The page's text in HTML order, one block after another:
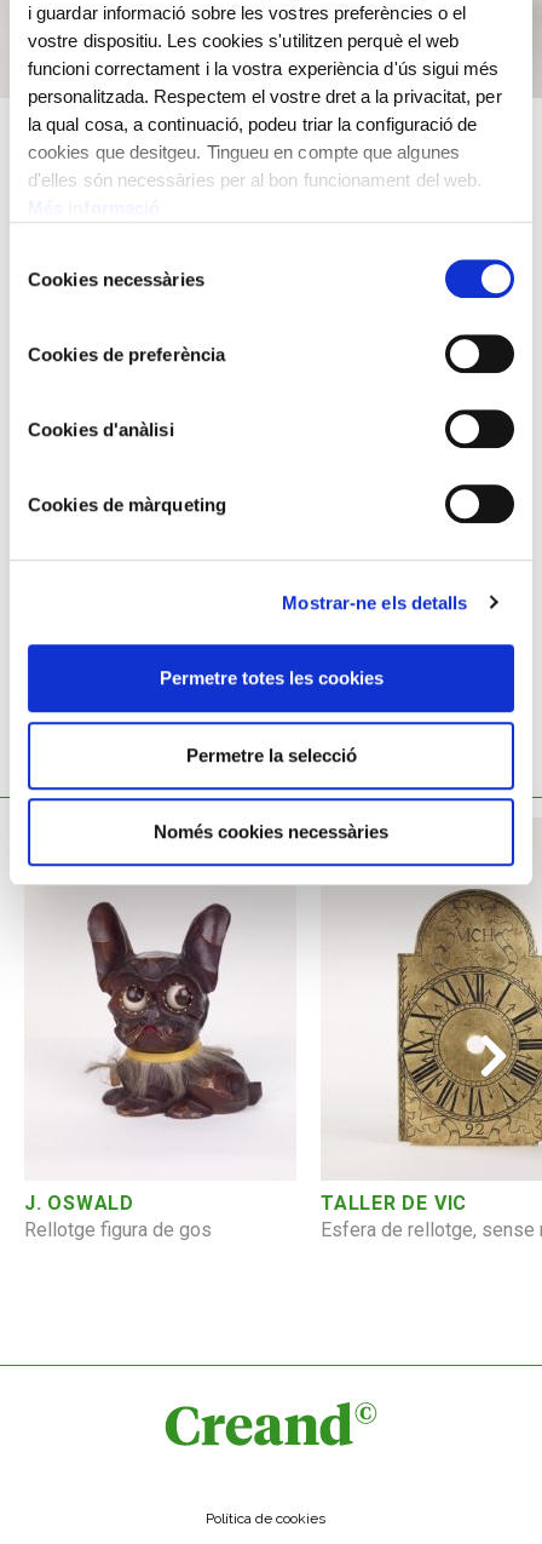
i guardar informació sobre les vostres preferències o el
vostre dispositiu. Les cookies s'utilitzen perquè el web
funcioni correctament i la vostra experiència d'ús sigui més
personalitzada. Respectem el vostre dret a la privacitat, per
la qual cosa, a continuació, podeu triar la configuració de
cookies que desitgeu. Tingueu en compte que algunes
d'elles són necessàries per al bon funcionament del web.
deCookies necessàries
Cookies de preferència
Cookies d'anàlisi
Cookies de màrqueting
Mostrar-ne els detalls
Permetre totes les cookies
Permetre la selecció
Només cookies necessàries
La màquina és de pèndol llarg, tres pesos motrius, amb
mecanismes per a la marxa amb l’escapament català, la
Llegenda: “Moyà 71”. L’estructura dels tres mecanismes
rellotges fabricats pel rellotger Senesteva. Les
campanes es col·loquen allunyades del mecanisme per
Taller de Moià
Josep Senesteva i Berenguer, 1740 - 1806
TAMBÉ ET POT INTERESSAR
J. OSWALD
Rellotge figura de gos
TALLER DE VIC
Esfera de rellotge, sense
Política de cookies